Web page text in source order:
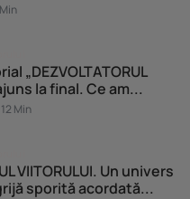
„DEZVOLTATORUL
la final. Ce am...
12 Min
VIITORULUI. Un univers
sporită acordată...